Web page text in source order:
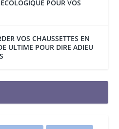
POUR VOS
VOS CHAUSSETTES EN
ULTIME POUR DIRE ADIEU